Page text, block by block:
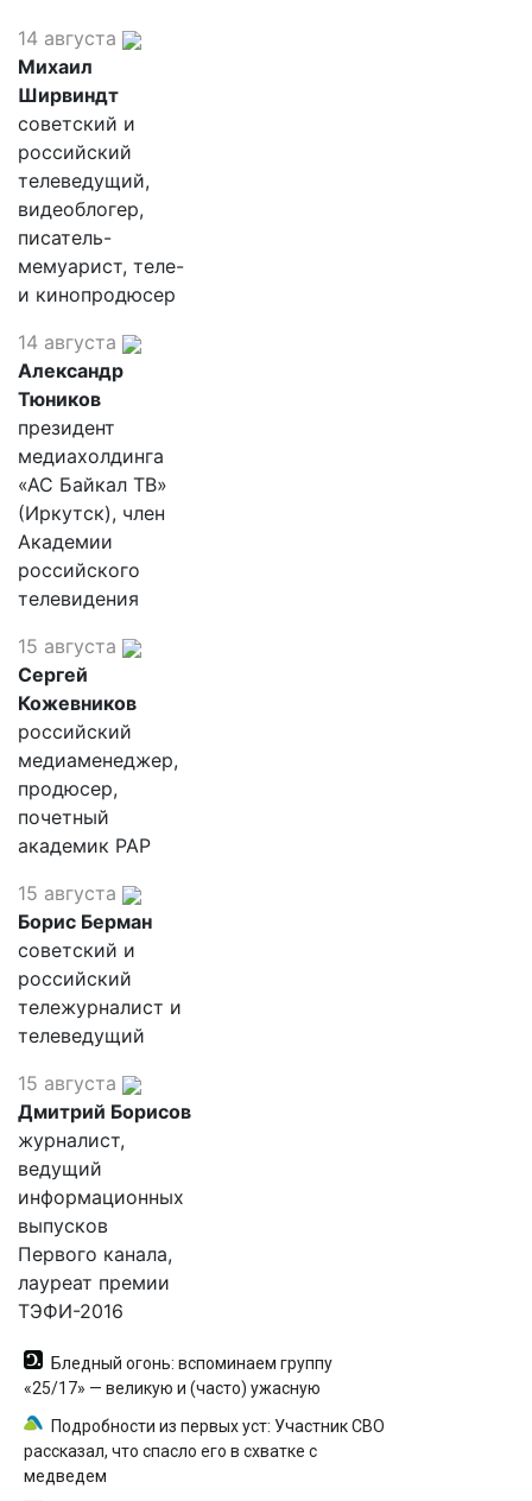
14 августа
Михаил
Ширвиндт
советский и
российский
телеведущий,
видеоблогер,
писатель-
мемуарист, теле-
и кинопродюсер
14 августа
Александр
Тюников
президент
медиахолдинга
«АС Байкал ТВ»
(Иркутск), член
Академии
российского
телевидения
15 августа
Сергей
Кожевников
российский
медиаменеджер,
продюсер,
почетный
академик РАР
15 августа
Борис Берман
советский и
российский
тележурналист и
телеведущий
15 августа
Дмитрий Борисов
журналист,
ведущий
информационных
выпусков
Первого канала,
лауреат премии
ТЭФИ-2016
Бледный огонь: вспоминаем группу
«25/17» — великую и (часто) ужасную
Подробности из первых уст: Участник СВО
рассказал, что спасло его в схватке с
медведем